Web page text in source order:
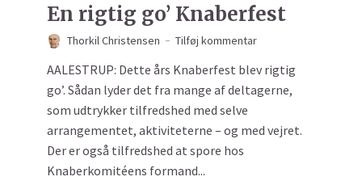
En rigtig go’ Knaberfest
Thorkil Christensen Tilføj kommentar
AALESTRUP: Dette års Knaberfest blev rigtig
go’. Sådan lyder det fra mange af deltagerne,
som udtrykker tilfredshed med selve
arrangementet, aktiviteterne – og med vejret.
Der er også tilfredshed at spore hos
Knaberkomitéens formand...